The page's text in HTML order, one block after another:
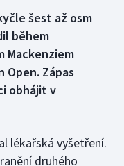
šest až osm
během
Mackenziem
Open. Zápas
obhájit v
lékařská vyšetření.
druhého